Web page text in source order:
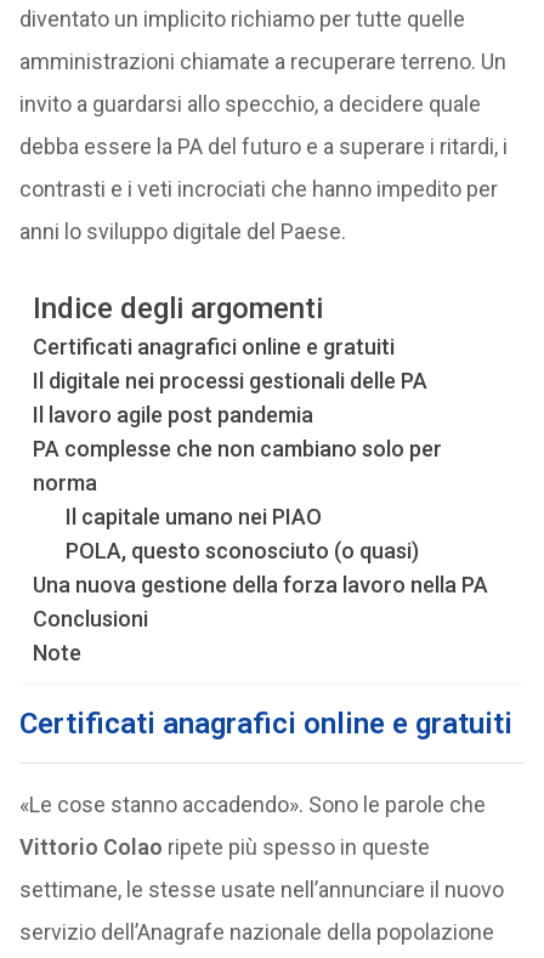
diventato un implicito richiamo per tutte quelle
amministrazioni chiamate a recuperare terreno. Un
invito a guardarsi allo specchio, a decidere quale
debba essere la PA del futuro e a superare i ritardi, i
contrasti e i veti incrociati che hanno impedito per
anni lo sviluppo digitale del Paese.
Indice degli argomenti
Certificati anagrafici online e gratuiti
Il digitale nei processi gestionali delle PA
Il lavoro agile post pandemia
PA complesse che non cambiano solo per
norma
Il capitale umano nei PIAO
POLA, questo sconosciuto (o quasi)
Una nuova gestione della forza lavoro nella PA
Conclusioni
Note
Certificati anagrafici online e gratuiti
«Le cose stanno accadendo». Sono le parole che
Vittorio Colao ripete più spesso in queste
settimane, le stesse usate nell’annunciare il nuovo
servizio dell’Anagrafe nazionale della popolazione